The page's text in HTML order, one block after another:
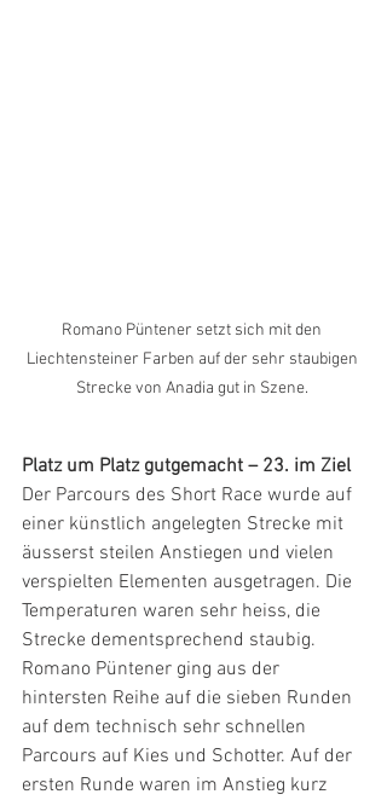
Romano Püntener setzt sich mit den
Liechtensteiner Farben auf der sehr staubigen
Strecke von Anadia gut in Szene.
Platz um Platz gutgemacht – 23. im Ziel
Der Parcours des Short Race wurde auf
einer künstlich angelegten Strecke mit
äusserst steilen Anstiegen und vielen
verspielten Elementen ausgetragen. Die
Temperaturen waren sehr heiss, die
Strecke dementsprechend staubig.
Romano Püntener ging aus der
hintersten Reihe auf die sieben Runden
auf dem technisch sehr schnellen
Parcours auf Kies und Schotter. Auf der
ersten Runde waren im Anstieg kurz